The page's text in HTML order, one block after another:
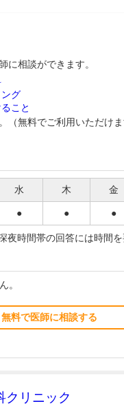
に相談ができます。
グ
こと
（無料でご利用いただけま
水 木 金
● ● ●
時間帯の回答には時間を
。
無料で医師に相談する
クリニック